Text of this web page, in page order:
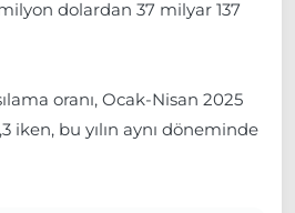
dolardan 37 milyar 137
oranı, Ocak-Nisan 2025
iken, bu yılın aynı döneminde